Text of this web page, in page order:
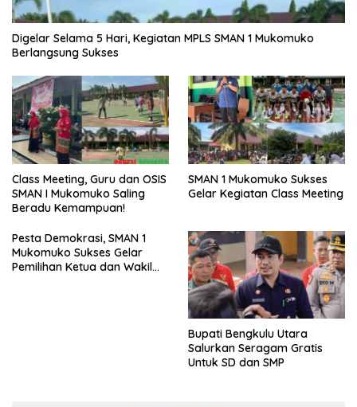
Digelar Selama 5 Hari, Kegiatan MPLS SMAN 1 Mukomuko
Berlangsung Sukses
Class Meeting, Guru dan OSIS
SMAN I Mukomuko Saling
Beradu Kemampuan!
SMAN 1 Mukomuko Sukses
Gelar Kegiatan Class Meeting
Pesta Demokrasi, SMAN 1
Mukomuko Sukses Gelar
Pemilihan Ketua dan Wakil
Bupati Bengkulu Utara
Salurkan Seragam Gratis
Untuk SD dan SMP